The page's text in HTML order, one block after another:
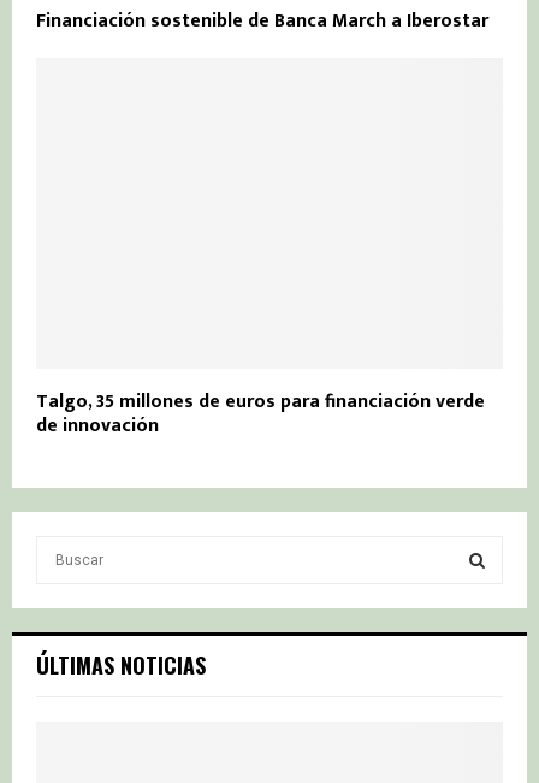
Financiación sostenible de Banca March a Iberostar
Talgo, 35 millones de euros para financiación verde
de innovación
c
h
S
ÚLTIMAS NOTICIAS